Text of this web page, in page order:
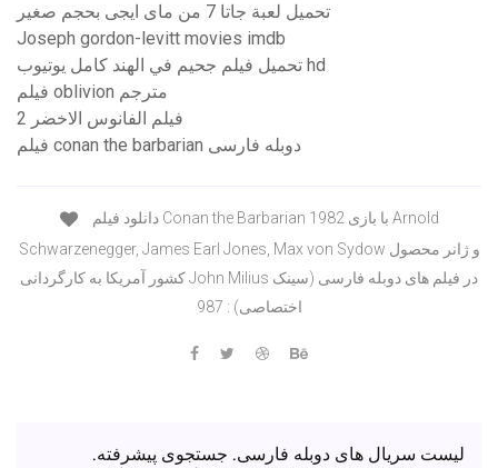
تحميل لعبة جاتا 7 من ماى ايجى بحجم صغير
Joseph gordon-levitt movies imdb
تحميل فيلم جحيم في الهند كامل يوتيوب hd
فيلم oblivion مترجم
فيلم الفانوس الاخضر 2
فیلم conan the barbarian دوبله فارسی
Schwarzenegger, James Earl Jones, Max von Sydow و ژانر محصول
کشور آمریکا به کارگردانی John Milius در فیلم های دوبله فارسی (سینک
اختصاصی) : 987
لیست سریال های دوبله فارسی. جستجوی پیشرفته.